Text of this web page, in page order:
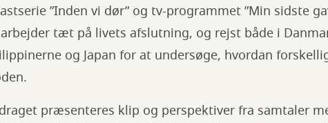
”Inden vi dør” og tv-programmet ”Min sidste
tæt på livets afslutning, og rejst både i
og Japan for at undersøge, hvordan
præsenteres klip og perspektiver fra samtaler